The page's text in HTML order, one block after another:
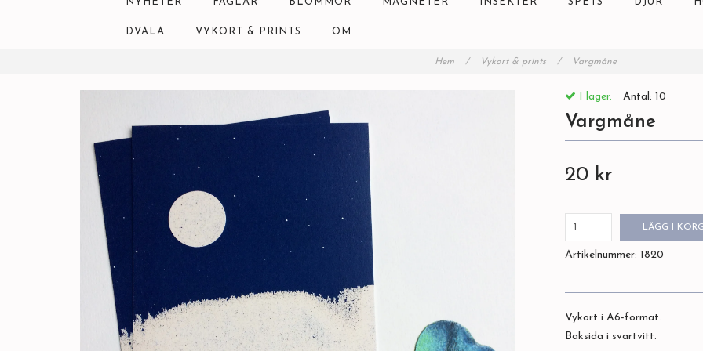
DVALA VYKORT & PRINTS OM
Hem / Vykort & prints / Vargmåne
I lager. Antal: 10
Vargmåne
20 kr
LÄGG I
Artikelnummer: 1820
Vykort i A6-format.
Baksida i svartvitt.